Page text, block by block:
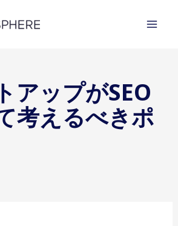
アップがSEO
考えるべきポ